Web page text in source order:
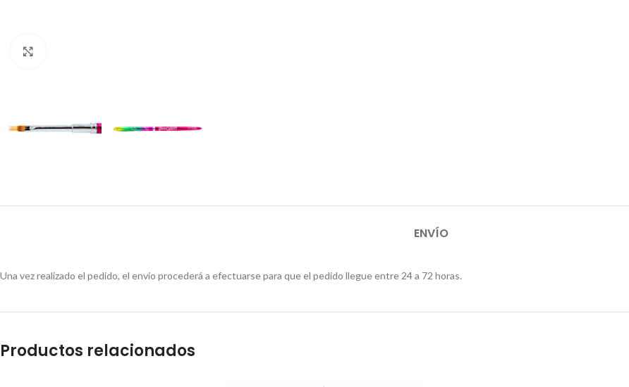
ENVÍO
Una vez realizado el pedido, el envío procederá a efectuarse para que el pedido llegue entre 24 a 72 horas.
Productos relacionados